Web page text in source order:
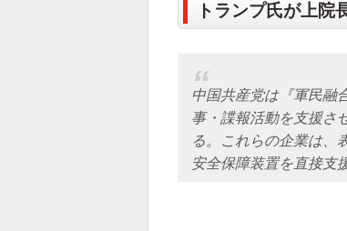
トランプ氏が上
中国共産党は『軍民融
事・諜報活動を支援さ
る。これらの企業は、
安全保障装置を直接支